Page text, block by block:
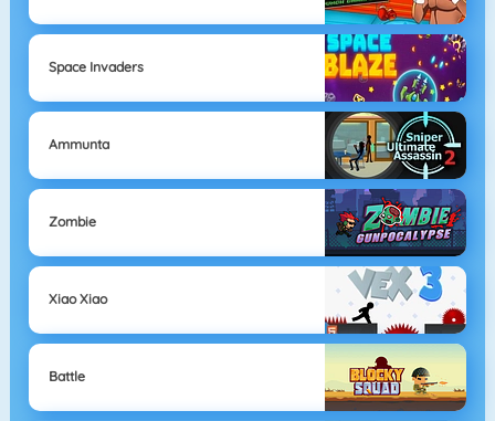
Space Invaders
Ammunta
Zombie
Xiao Xiao
Battle